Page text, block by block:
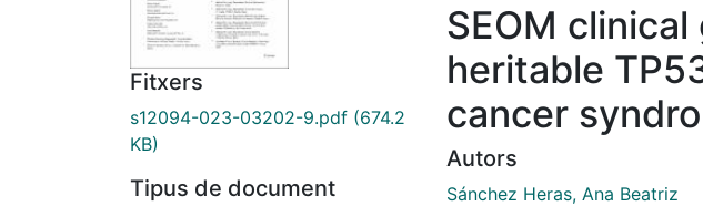
Fitxers
s12094-023-03202-9.pdf (674.2
KB)
Tipus de document
SEOM
heritable
cancer
Autors
Sánchez Heras, Ana Beatriz